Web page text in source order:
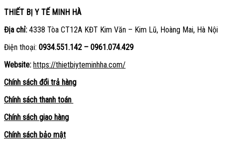
THIẾT BỊ Y TẾ MINH HÀ
Địa chỉ: 4338 Tòa CT12A KĐT Kim Văn – Kim Lũ, Hoàng Mai, Hà Nội
Điện thoại: 0934.551.142 – 0961.074.429
Website: https://thietbiyteminhha.com/
Chính sách đổi trả hàng
Chính sách thanh toán
Chính sách giao hàng
Chính sách bảo mật